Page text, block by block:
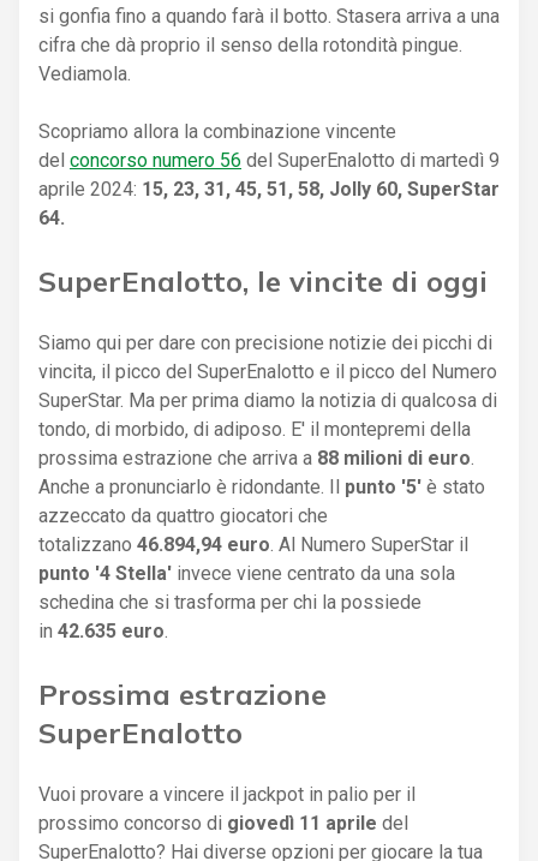
si gonfia fino a quando farà il botto. Stasera arriva a una
cifra che dà proprio il senso della rotondità pingue.
Vediamola.
Scopriamo allora la combinazione vincente
del concorso numero 56 del SuperEnalotto di martedì 9
aprile 2024: 15, 23, 31, 45, 51, 58, Jolly 60, SuperStar
64.
SuperEnalotto, le vincite di oggi
Siamo qui per dare con precisione notizie dei picchi di
vincita, il picco del SuperEnalotto e il picco del Numero
SuperStar. Ma per prima diamo la notizia di qualcosa di
tondo, di morbido, di adiposo. E' il montepremi della
prossima estrazione che arriva a 88 milioni di euro
Anche a pronunciarlo è ridondante. Il punto '5' è stato
azzeccato da quattro giocatori che
totalizzano 46.894,94 euro . Al Numero SuperStar il
punto '4 Stella' invece viene centrato da una sola
schedina che si trasforma per chi la possiede
in 42.635 euro
Prossima estrazione
SuperEnalotto
Vuoi provare a vincere il jackpot in palio per il
prossimo concorso di giovedì 11 aprile del
SuperEnalotto? Hai diverse opzioni per giocare la tua